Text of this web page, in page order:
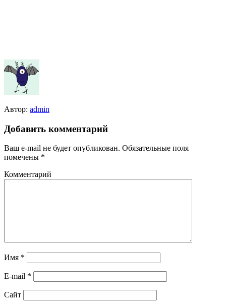
Автор: admin
Добавить комментарий
Ваш e-mail не будет опубликован. Обязательные поля
помечены *
Комментарий
Имя *
E-mail *
Сайт